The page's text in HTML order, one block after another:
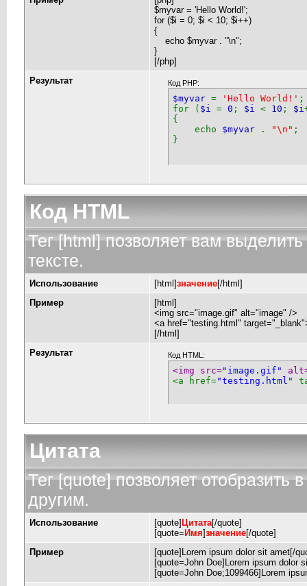
$myvar = 'Hello World!';
for ($i = 0; $i < 10; $i++)
{
echo $myvar . "\n";
}
[/php]
Результат
Код PHP:
$myvar = 'Hello World!' ;
for ( $i = 0 ; $i < 10 ; $i
{
echo $myvar . "\n" ;
}
Код HTML
Тег [html] позволяет вам
тексте.
Использование [html]значение[/html]
Пример
[html]
<img src="image.gif" alt="image" />
<a href="testing.html"
[/html]
Результат
Код HTML:
<img src="image.gif"
<a href="testing.html"
Цитата
Тег [quote] позволяет отобразить
другим.
Использование [quote] Цитата[/quote]
[quote= Имя]значение[/quote]
Пример
[quote]Lorem ipsum dolor sit amet[/
[quote=John Doe]Lorem ipsum dolor
[quote=John Doe;1099466]Lorem